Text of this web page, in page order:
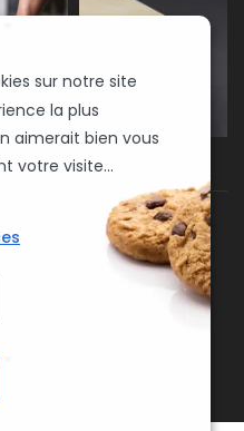
Tous droits réservés
sur notre site
la plus
aimerait bien vous
votre visite...